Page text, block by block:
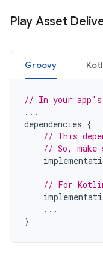
Play Asset
Groovy
// In your
...
dependencies {
// This
// So,
// For
...
}